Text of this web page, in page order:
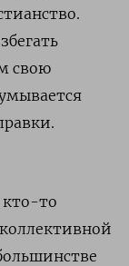
свою
кто-то